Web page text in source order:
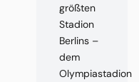
größten
Stadion
Berlins –
dem
Olympiastadion